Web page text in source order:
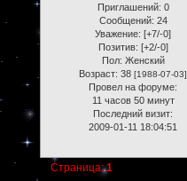
Приглашений: 0
Сообщений: 24
Уважение: [+7/-0]
Позитив: [+2/-0]
Пол: Женский
Возраст: 38[1988-07-03]
Провел на форуме:
11 часов 50 минут
Последний визит:
2009-01-11 18:04:51
Страница:1